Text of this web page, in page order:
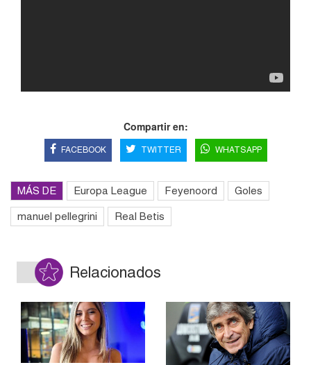
Compartir en:
FACEBOOK TWITTER WHATSAPP
MÁS DE Europa League Feyenoord Goles
manuel pellegrini Real Betis
Relacionados